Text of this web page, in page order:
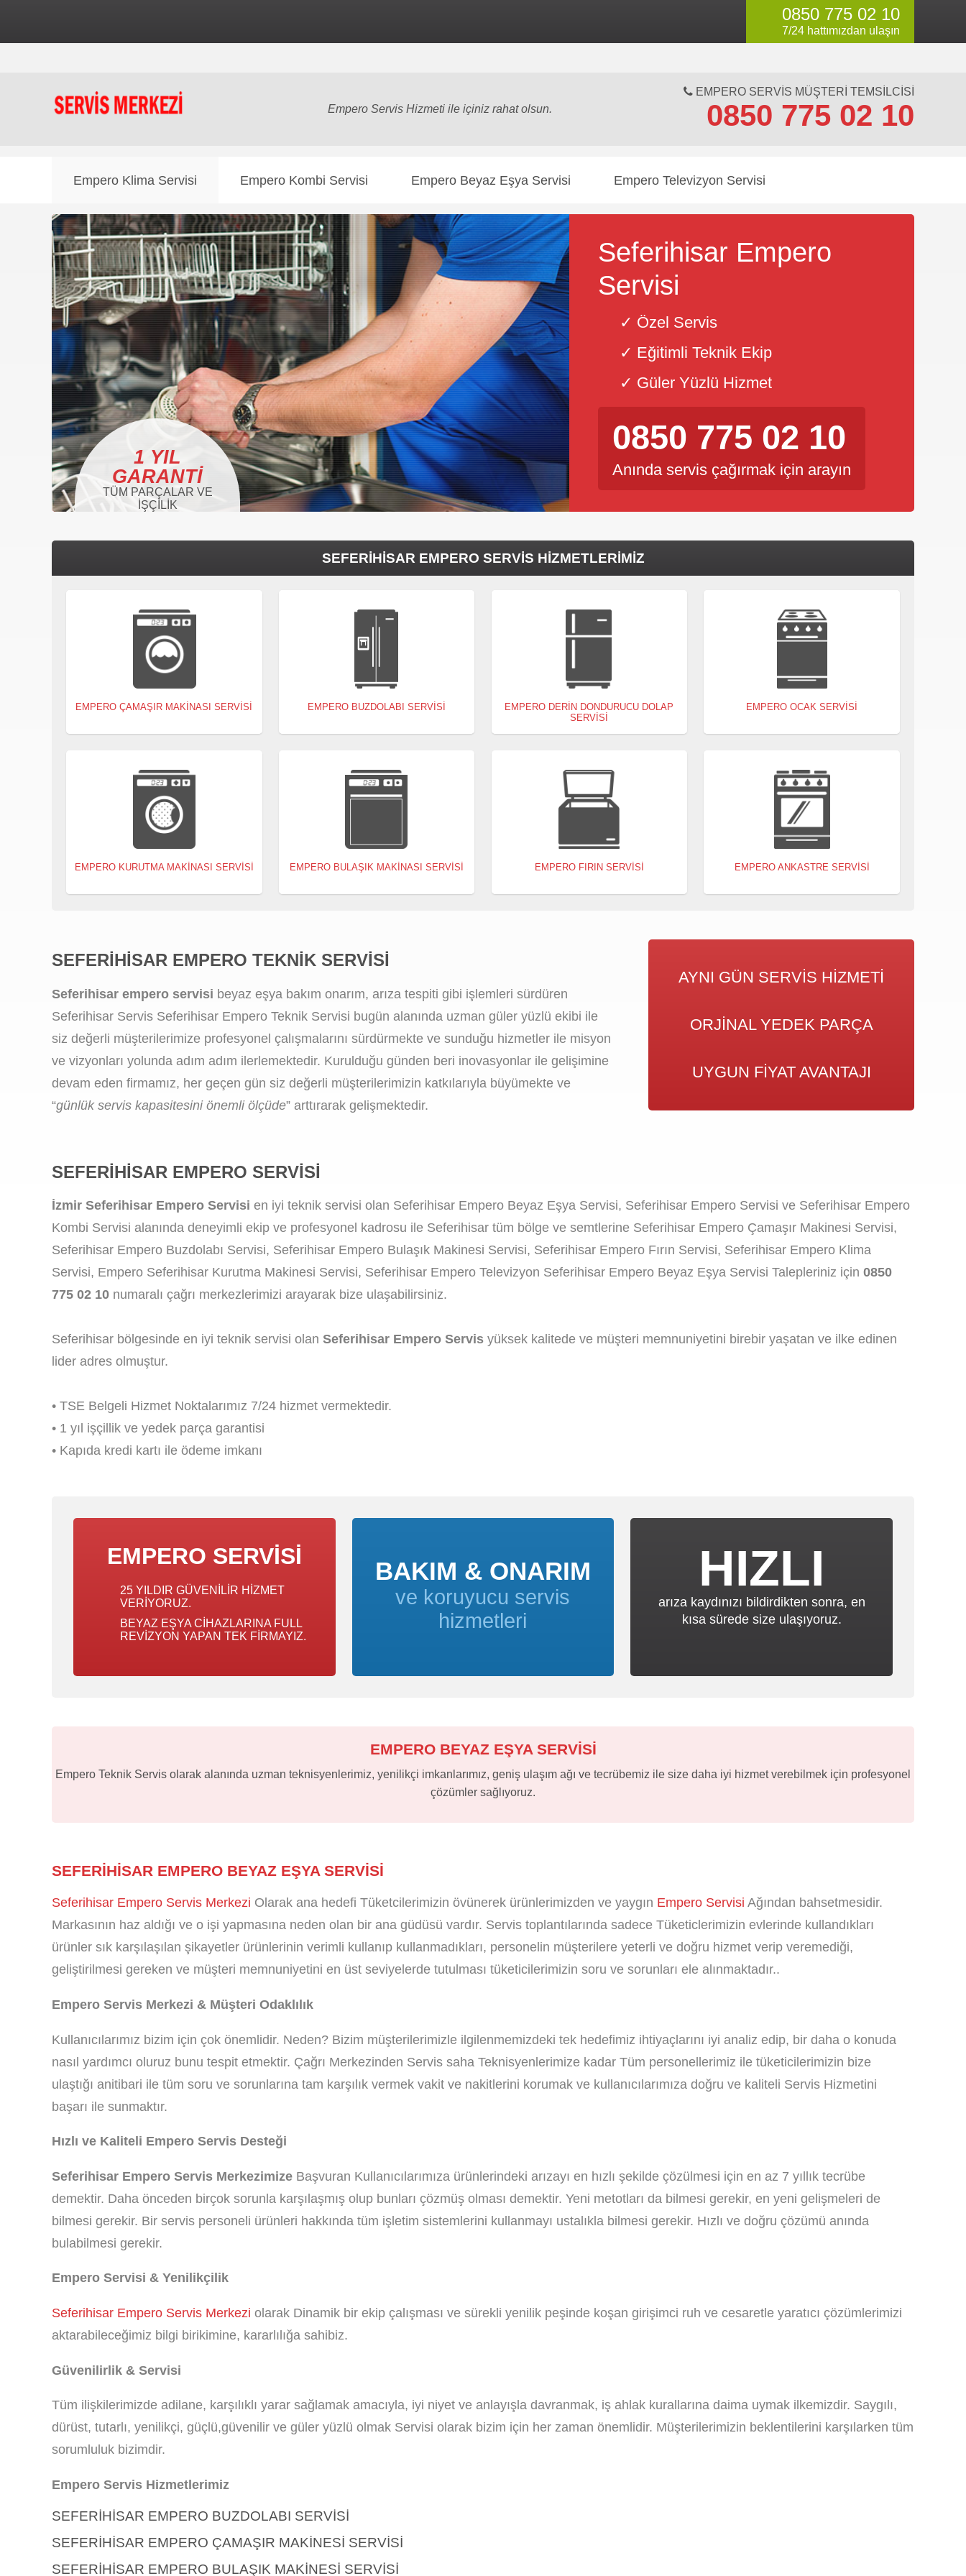
0850 775 02 10
7/24 hattımızdan ulaşın
Empero Servis Hizmeti ile içiniz rahat olsun.
EMPERO SERVIS MÜŞTERI TEMSILCISI
0850 775 02 10
Empero Klima Servisi Empero Kombi Servisi Empero Beyaz Eşya Servisi Empero Televizyon Servisi
1 YIL
GARANTI
TÜM PARÇALAR VE
İŞÇILIK
Seferihisar Empero
Servisi
✓ Özel Servis
✓ Eğitimli Teknik Ekip
✓ Güler Yüzlü Hizmet
0850 775 02 10
Anında servis çağırmak için arayın
SEFERIHISAR EMPERO SERVIS HIZMETLERIMIZ
EMPERO ÇAMAŞIR MAKINASI SERVISI EMPERO BUZDOLABI SERVISI
EMPERO DERIN DONDURUCU DOLAP
SERVISI
EMPERO OCAK SERVISI
EMPERO KURUTMA MAKINASI SERVISI EMPERO BULAŞIK MAKINASI SERVISI EMPERO FIRIN SERVISI EMPERO ANKASTRE SERVISI
SEFERIHISAR EMPERO TEKNIK SERVISI
Seferihisar empero servisi beyaz eşya bakım onarım, arıza tespiti gibi işlemleri sürdüren
Seferihisar Servis Seferihisar Empero Teknik Servisi bugün alanında uzman güler yüzlü ekibi ile
siz değerli müşterilerimize profesyonel çalışmalarını sürdürmekte ve sunduğu hizmetler ile misyon
ve vizyonları yolunda adım adım ilerlemektedir. Kurulduğu günden beri inovasyonlar ile gelişimine
devam eden firmamız, her geçen gün siz değerli müşterilerimizin katkılarıyla büyümekte ve
“günlük servis kapasitesini önemli ölçüde” arttırarak gelişmektedir.
AYNI GÜN SERVIS HIZMETI
ORJINAL YEDEK PARÇA
UYGUN FIYAT AVANTAJI
SEFERIHISAR EMPERO SERVISI
İzmir Seferihisar Empero Servisi en iyi teknik servisi olan Seferihisar Empero Beyaz Eşya Servisi, Seferihisar Empero Servisi ve Seferihisar Empero
Kombi Servisi alanında deneyimli ekip ve profesyonel kadrosu ile Seferihisar tüm bölge ve semtlerine Seferihisar Empero Çamaşır Makinesi Servisi,
Seferihisar Empero Buzdolabı Servisi, Seferihisar Empero Bulaşık Makinesi Servisi, Seferihisar Empero Fırın Servisi, Seferihisar Empero Klima
Servisi, Empero Seferihisar Kurutma Makinesi Servisi, Seferihisar Empero Televizyon Seferihisar Empero Beyaz Eşya Servisi Talepleriniz için 0850
775 02 10 numaralı çağrı merkezlerimizi arayarak bize ulaşabilirsiniz.
Seferihisar bölgesinde en iyi teknik servisi olan Seferihisar Empero Servis yüksek kalitede ve müşteri memnuniyetini birebir yaşatan ve ilke edinen
lider adres olmuştur.
• TSE Belgeli Hizmet Noktalarımız 7/24 hizmet vermektedir.
• 1 yıl işçillik ve yedek parça garantisi
• Kapıda kredi kartı ile ödeme imkanı
EMPERO SERVISI
25 YILDIR GÜVENILIR HIZMET
VERIYORUZ.
BEYAZ EŞYA CIHAZLARINA FULL
REVIZYON YAPAN TEK FIRMAYIZ.
BAKIM & ONARIM
ve koruyucu servis
hizmetleri
HIZLI
arıza kaydınızı bildirdikten sonra, en
kısa sürede size ulaşıyoruz.
EMPERO BEYAZ EŞYA SERVİSİ
Empero Teknik Servis olarak alanında uzman teknisyenlerimiz, yenilikçi imkanlarımız, geniş ulaşım ağı ve tecrübemiz ile size daha iyi hizmet verebilmek için profesyonel
çözümler sağlıyoruz.
SEFERIHISAR EMPERO BEYAZ EŞYA SERVISI
Seferihisar Empero Servis Merkezi Olarak ana hedefi Tüketcilerimizin övünerek ürünlerimizden ve yaygın Empero Servisi Ağından bahsetmesidir.
Markasının haz aldığı ve o işi yapmasına neden olan bir ana güdüsü vardır. Servis toplantılarında sadece Tüketiclerimizin evlerinde kullandıkları
ürünler sık karşılaşılan şikayetler ürünlerinin verimli kullanıp kullanmadıkları, personelin müşterilere yeterli ve doğru hizmet verip veremediği,
geliştirilmesi gereken ve müşteri memnuniyetini en üst seviyelerde tutulması tüketicilerimizin soru ve sorunları ele alınmaktadır..
Empero Servis Merkezi & Müşteri Odaklılık
Kullanıcılarımız bizim için çok önemlidir. Neden? Bizim müşterilerimizle ilgilenmemizdeki tek hedefimiz ihtiyaçlarını iyi analiz edip, bir daha o konuda
nasıl yardımcı oluruz bunu tespit etmektir. Çağrı Merkezinden Servis saha Teknisyenlerimize kadar Tüm personellerimiz ile tüketicilerimizin bize
ulaştığı anitibari ile tüm soru ve sorunlarına tam karşılık vermek vakit ve nakitlerini korumak ve kullanıcılarımıza doğru ve kaliteli Servis Hizmetini
başarı ile sunmaktır.
Hızlı ve Kaliteli Empero Servis Desteği
Seferihisar Empero Servis Merkezimize Başvuran Kullanıcılarımıza ürünlerindeki arızayı en hızlı şekilde çözülmesi için en az 7 yıllık tecrübe
demektir. Daha önceden birçok sorunla karşılaşmış olup bunları çözmüş olması demektir. Yeni metotları da bilmesi gerekir, en yeni gelişmeleri de
bilmesi gerekir. Bir servis personeli ürünleri hakkında tüm işletim sistemlerini kullanmayı ustalıkla bilmesi gerekir. Hızlı ve doğru çözümü anında
bulabilmesi gerekir.
Empero Servisi & Yenilikçilik
Seferihisar Empero Servis Merkezi olarak Dinamik bir ekip çalışması ve sürekli yenilik peşinde koşan girişimci ruh ve cesaretle yaratıcı çözümlerimizi
aktarabileceğimiz bilgi birikimine, kararlılığa sahibiz.
Güvenilirlik & Servisi
Tüm ilişkilerimizde adilane, karşılıklı yarar sağlamak amacıyla, iyi niyet ve anlayışla davranmak, iş ahlak kurallarına daima uymak ilkemizdir. Saygılı,
dürüst, tutarlı, yenilikçi, güçlü,güvenilir ve güler yüzlü olmak Servisi olarak bizim için her zaman önemlidir. Müşterilerimizin beklentilerini karşılarken tüm
sorumluluk bizimdir.
Empero Servis Hizmetlerimiz
SEFERIHISAR EMPERO BUZDOLABI SERVISI
SEFERIHISAR EMPERO ÇAMAŞIR MAKINESI SERVISI
SEFERIHISAR EMPERO BULAŞIK MAKINESI SERVISI